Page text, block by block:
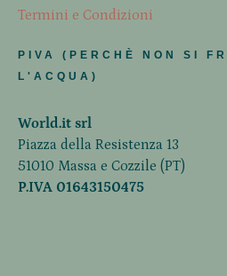
Termini e Condizioni
PIVA (PERCHÈ NON SI
L'ACQUA)
World.it srl
Piazza della Resistenza 13
51010 Massa e Cozzile (PT)
P.IVA 01643150475